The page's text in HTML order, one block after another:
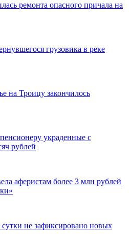
ремонта опасного причала на
грузовика в реке
на Троицу закончилось
украденные с
рублей
аферистам более 3 млн рублей
не зафиксировано новых